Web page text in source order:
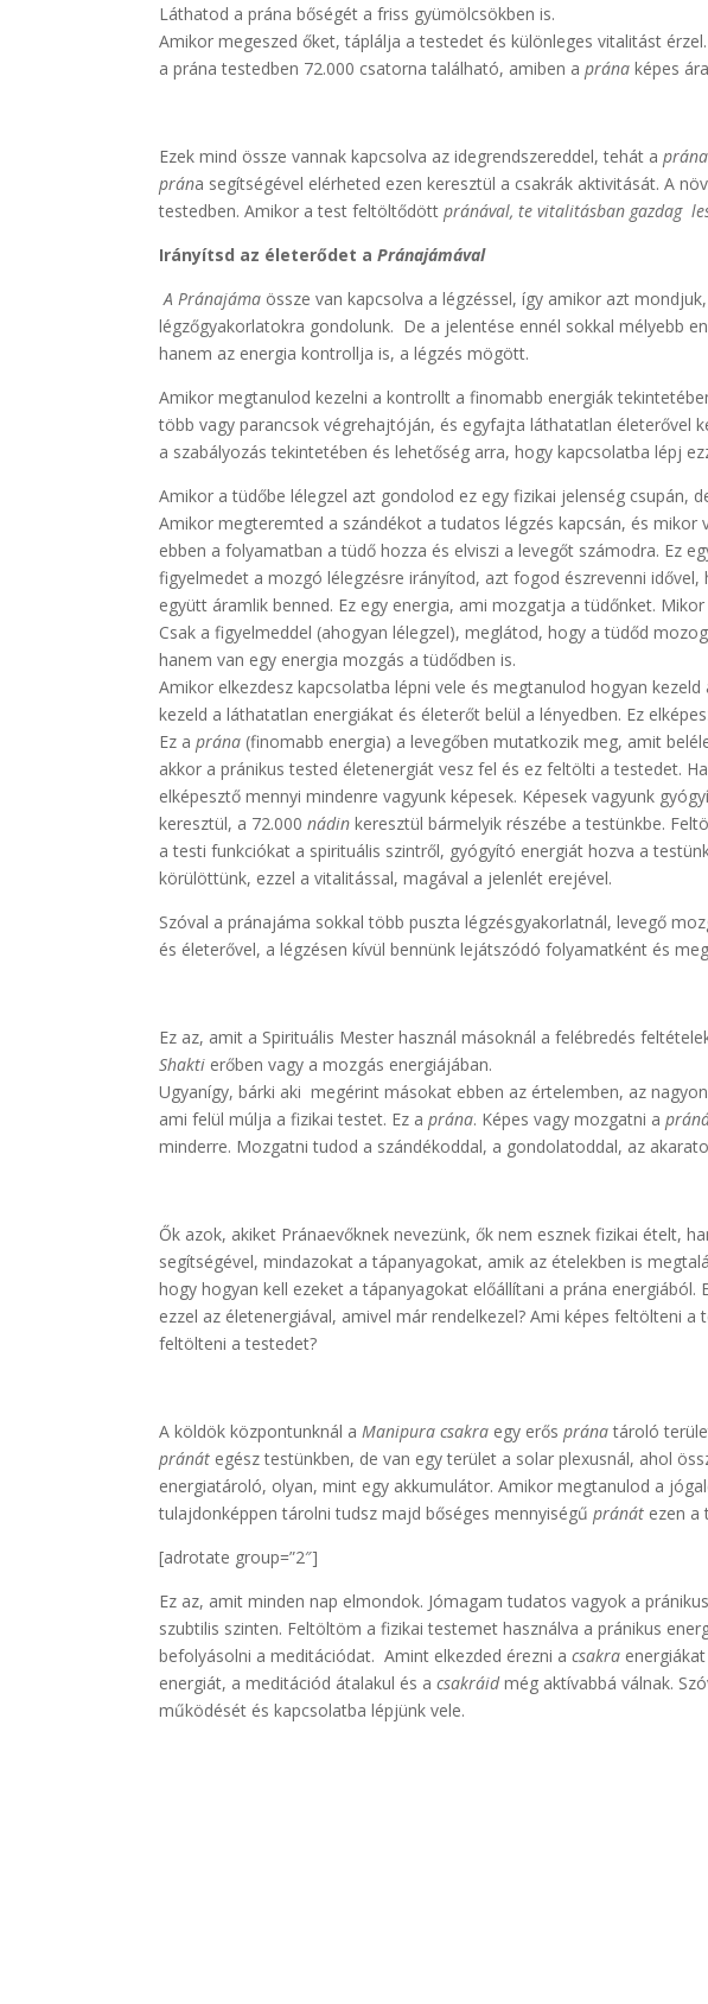
Láthatod a prána bőségét a friss gyümölcsökben is.
Amikor megeszed őket, táplálja a testedet és különleges vitalitást
a prána testedben 72.000 csatorna található, amiben aprána képes
Ezek mind össze vannak kapcsolva az idegrendszereddel, tehát a
prána segítségével elérheted ezen keresztül a csakrák aktivitását. A
testedben. Amikor a test feltöltődöttpránával, te vitalitásban gazdag
Irányítsd az életerődet a Pránajámával
A Pránajáma össze van kapcsolva a légzéssel, így amikor azt
légzőgyakorlatokra gondolunk. De a jelentése ennél sokkal mélyebb
hanem az energia kontrollja is, a légzés mögött.
Amikor megtanulod kezelni a kontrollt a finomabb energiák
több vagy parancsok végrehajtóján, és egyfajta láthatatlan életerővel
a szabályozás tekintetében és lehetőség arra, hogy kapcsolatba lépj
Amikor a tüdőbe lélegzel azt gondolod ez egy fizikai jelenség csupán,
Amikor megteremted a szándékot a tudatos légzés kapcsán, és
ebben a folyamatban a tüdő hozza és elviszi a levegőt számodra. Ez
figyelmedet a mozgó lélegzésre irányítod, azt fogod észrevenni
együtt áramlik benned. Ez egy energia, ami mozgatja a tüdőnket.
Csak a figyelmeddel (ahogyan lélegzel), meglátod, hogy a tüdőd
hanem van egy energia mozgás a tüdődben is.
Amikor elkezdesz kapcsolatba lépni vele és megtanulod hogyan
kezeld a láthatatlan energiákat és életerőt belül a lényedben. Ez
Ez aprána (finomabb energia) a levegőben mutatkozik meg, amit
akkor a pránikus tested életenergiát vesz fel és ez feltölti a testedet.
elképesztő mennyi mindenre vagyunk képesek. Képesek vagyunk
keresztül, a 72.000nádinkeresztül bármelyik részébe a testünkbe.
a testi funkciókat a spirituális szintről, gyógyító energiát hozva a
körülöttünk, ezzel a vitalitással, magával a jelenlét erejével.
Szóval a pránajáma sokkal több puszta légzésgyakorlatnál, levegő
és életerővel, a légzésen kívül bennünk lejátszódó folyamatként és
Ez az, amit a Spirituális Mester használ másoknál a felébredés
Shakti erőben vagy a mozgás energiájában.
Ugyanígy, bárki aki megérint másokat ebben az értelemben, az
ami felül múlja a fizikai testet. Ez aprána. Képes vagy mozgatni a
minderre. Mozgatni tudod a szándékoddal, a gondolatoddal, az
Ők azok, akiket Pránaevőknek nevezünk, ők nem esznek fizikai ételt,
segítségével, mindazokat a tápanyagokat, amik az ételekben is
hogy hogyan kell ezeket a tápanyagokat előállítani a prána energiából.
ezzel az életenergiával, amivel már rendelkezel? Ami képes feltölteni
feltölteni a testedet?
A köldök központunknál a Manipura csakra egy erőspránatároló
pránát egész testünkben, de van egy terület a solar plexusnál, ahol
energiatároló, olyan, mint egy akkumulátor. Amikor megtanulod a
tulajdonképpen tárolni tudsz majd bőséges mennyiségűpránát ezen a
[adrotate group=”2″]
Ez az, amit minden nap elmondok. Jómagam tudatos vagyok a
szubtilis szinten. Feltöltöm a fizikai testemet használva a pránikus
befolyásolni a meditációdat. Amint elkezded érezni acsakra
energiát, a meditációd átalakul és acsakráidmég aktívabbá válnak.
működését és kapcsolatba lépjünk vele.